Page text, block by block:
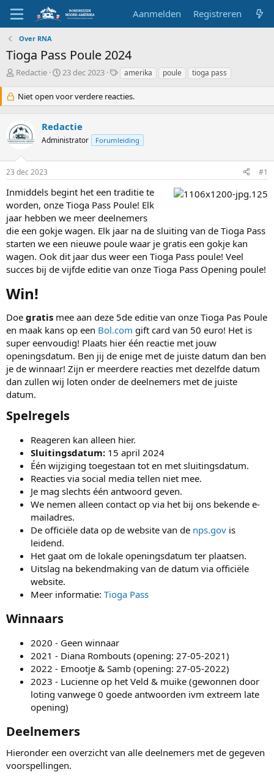
Aanmelden Registreren
Over RNA
Tioga Pass Poule 2024
O
d
e
w
e
p
s
t
a
r
t
r
Redactie
S
a
r
d
a
u
23 dec 2023
T
g
s
amerika poule tioga pass
Niet open voor verdere reacties.
Redactie
Administrator Forumleiding
23 dec 2023 #1
Inmiddels begint het een traditie te
worden, onze Tioga Pass Poule! Elk
jaar hebben we meer deelnemers
die een gokje wagen. Elk jaar na de sluiting van de Tioga Pass
starten we een nieuwe poule waar je gratis een gokje kan
wagen. Ook dit jaar dus weer een Tioga Pass poule! Veel
succes bij de vijfde editie van onze Tioga Pass Opening poule!
Win!​
Doe gratis mee aan deze 5de editie van onze Tioga Pas Poule
en maak kans op een Bol.com gift card van 50 euro! Het is
super eenvoudig! Plaats hier één reactie met jouw
openingsdatum. Ben jij de enige met de juiste datum dan ben
je de winnaar! Zijn er meerdere reacties met dezelfde datum
dan zullen wij loten onder de deelnemers met de juiste
datum.
Spelregels​
Reageren kan alleen hier.
Sluitingsdatum: 15 april 2024
Één wijziging toegestaan tot en met sluitingsdatum.
Reacties via social media tellen niet mee.
Je mag slechts één antwoord geven.
We nemen alleen contact op via het bij ons bekende e-
mailadres.
De officiële data op de website van de nps.gov is
leidend.
Het gaat om de lokale openingsdatum ter plaatsen.
Uitslag na bekendmaking van de datum via officiële
website.
Meer informatie: Tioga Pass
Winnaars​
2020 - Geen winnaar
2021 - Diana Rombouts (opening: 27-05-2021)
2022 - Emootje & Samb (opening: 27-05-2022)
2023 - Lucienne op het Veld & muike (gewonnen door
loting vanwege 0 goede antwoorden ivm extreem late
opening)
Deelnemers​
Hieronder een overzicht van alle deelnemers met de gegeven
voorspellingen.